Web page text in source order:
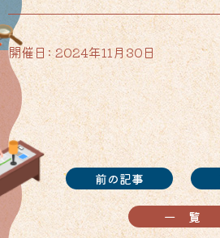
開催日: 2024年11月30日
前の記事
一覧